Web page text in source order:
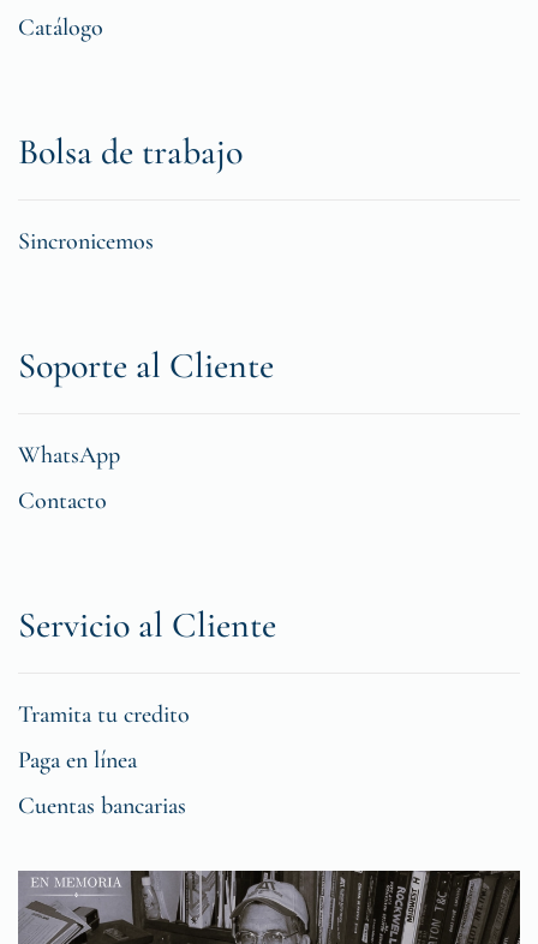
Catálogo
Bolsa de trabajo
Sincronicemos
Soporte al Cliente
WhatsApp
Contacto
Servicio al Cliente
Tramita tu credito
Paga en línea
Cuentas bancarias